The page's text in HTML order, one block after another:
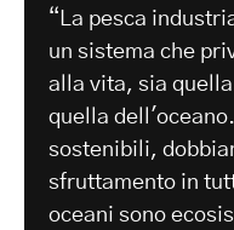
“La pesca
un sistema che
alla vita, sia
quella
sostenibili,
sfruttamento in
oceani sono